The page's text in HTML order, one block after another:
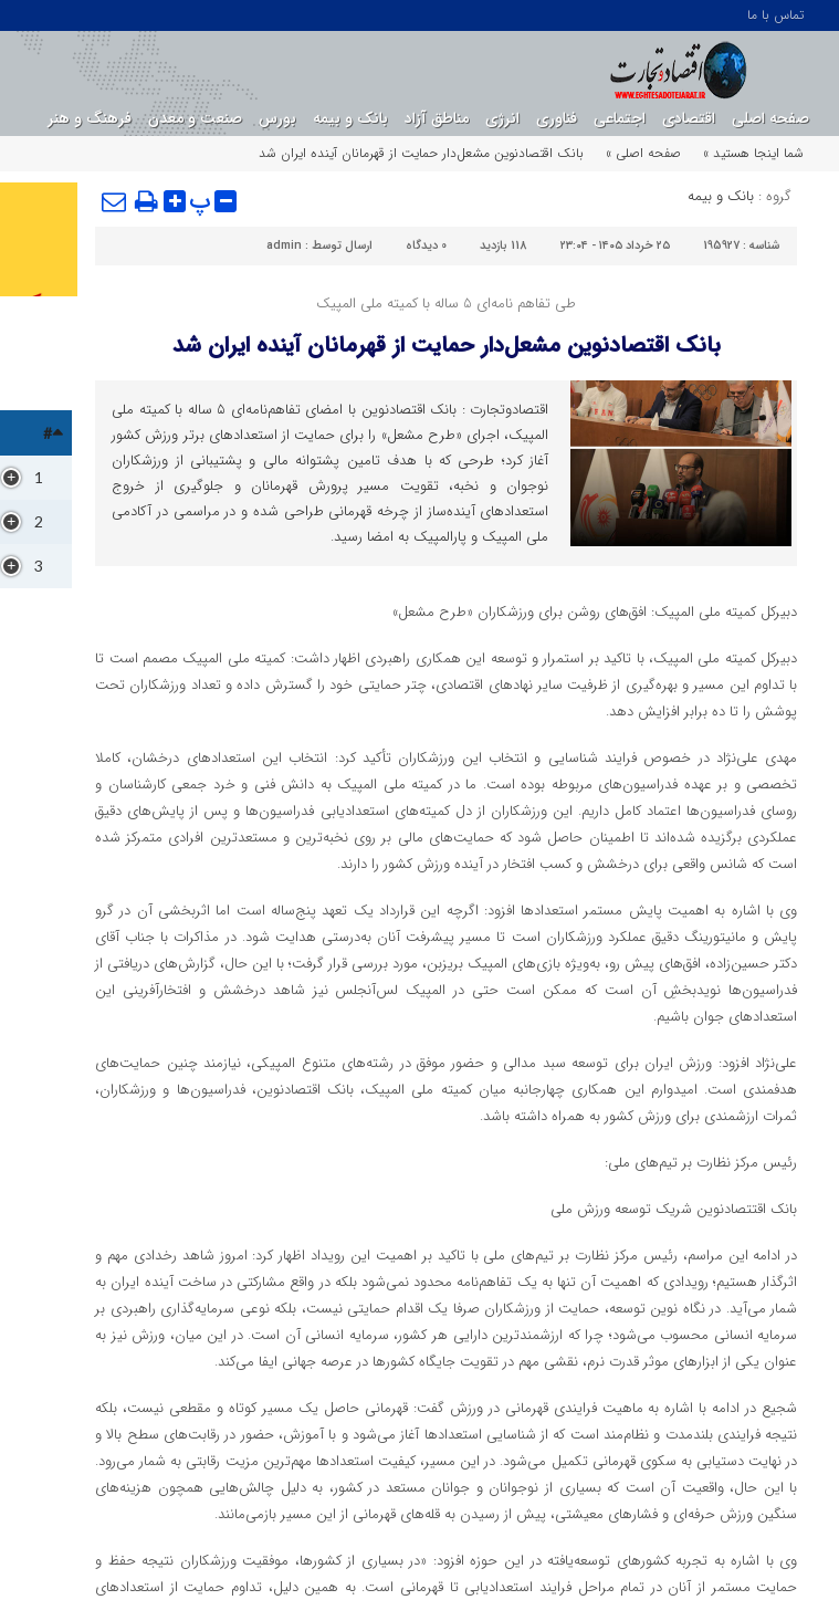
تماس با ما
صفحه اصلی اقتصادی اجتماعی فناوری انرژی مناطق آزاد بانک و بیمه بورس صنعت و معدن فرهنگ و هنر
شما اینجا هستید »
صفحه اصلی » بانک اقتصادنوین مشعل‌دار حمایت از قهرمانان آینده ایران شد
گروه : بانک و بیمه پ
شناسه : 195927 ۲۵ خرداد ۱۴۰۵ - ۲۳:۰۴ 118 بازدید 0 دیدگاه ارسال توسط : admin
طی تفاهم نامه‌ای 5 ساله ‌با کمیته ملی المپیک
بانک اقتصادنوین مشعل‌دار حمایت از قهرمانان آینده ایران شد
اقتصادوتجارت : بانک اقتصادنوین با امضای تفاهم‌نامه‌ای ۵ ساله با کمیته ملی
المپیک، اجرای «طرح مشعل» را برای حمایت از استعدادهای برتر ورزش کشور
آغاز کرد؛ طرحی که با هدف تامین پشتوانه مالی و پشتیبانی از ورزشکاران
نوجوان و نخبه، تقویت مسیر پرورش قهرمانان و جلوگیری از خروج
استعدادهای آینده‌ساز از چرخه قهرمانی طراحی شده و در مراسمی در آکادمی
ملی المپیک و پارالمپیک به امضا رسید.
دبیرکل کمیته ملی المپیک: افق‌های روشن برای ورزشکاران «طرح مشعل»
دبیرکل کمیته ملی المپیک، با تاکید بر استمرار و توسعه این همکاری راهبردی اظهار داشت: کمیته ملی المپیک مصمم است تا
با تداوم این مسیر و بهره‌گیری از ظرفیت سایر نهادهای اقتصادی، چتر حمایتی خود را گسترش داده و تعداد ورزشکاران تحت
پوشش را تا ده برابر افزایش دهد.
مهدی علی‌نژاد در خصوص فرایند شناسایی و انتخاب این ورزشکاران تأکید کرد: انتخاب این استعدادهای درخشان، کاملا
تخصصی و بر عهده فدراسیون‌های مربوطه بوده است. ما در کمیته ملی المپیک به دانش فنی و خرد جمعی کارشناسان و
روسای فدراسیون‌ها اعتماد کامل داریم. این ورزشکاران از دل کمیته‌های استعدادیابی فدراسیون‌ها و پس از پایش‌های دقیق
عملکردی برگزیده شده‌اند تا اطمینان حاصل شود که حمایت‌های مالی بر روی نخبه‌ترین و مستعدترین افرادی متمرکز شده
است که شانس واقعی برای درخشش و کسب افتخار در آینده ورزش کشور را دارند.
وی با اشاره به اهمیت پایش مستمر استعدادها افزود: اگرچه این قرارداد یک تعهد پنج‌ساله است اما اثربخشی آن در گرو
پایش و مانیتورینگ دقیق عملکرد ورزشکاران است تا مسیر پیشرفت آنان به‌درستی هدایت شود. در مذاکرات با جناب آقای
دکتر حسین‌زاده، افق‌های پیش رو، به‌ویژه بازی‌های المپیک بریزبن، مورد بررسی قرار گرفت؛ با این حال، گزارش‌های دریافتی از
فدراسیون‌ها نویدبخشِ آن است که ممکن است حتی در المپیک لس‌آنجلس نیز شاهد درخشش و افتخارآفرینی این
استعدادهای جوان باشیم.
علی‌نژاد افزود: ورزش ایران برای توسعه سبد مدالی و حضور موفق در رشته‌های متنوع المپیکی، نیازمند چنین حمایت‌های
هدفمندی است. امیدوارم این همکاری چهارجانبه میان کمیته ملی المپیک، بانک اقتصادنوین، فدراسیون‌ها و ورزشکاران،
ثمرات ارزشمندی برای ورزش کشور به همراه داشته باشد.
رئیس مرکز نظارت بر تیم‌های ملی:
بانک اقتتصادنوین شریک توسعه ورزش ملی
در ادامه این مراسم، رئیس مرکز نظارت بر تیم‌های ملی با تاکید بر اهمیت این رویداد اظهار کرد: امروز شاهد رخدادی مهم و
اثرگذار هستیم؛ رویدادی که اهمیت آن تنها به یک تفاهم‌نامه محدود نمی‌شود بلکه در واقع مشارکتی در ساخت آینده ایران به
شمار می‌آید. در نگاه نوین توسعه، حمایت از ورزشکاران صرفا یک اقدام حمایتی نیست، بلکه نوعی سرمایه‌گذاری راهبردی بر
سرمایه انسانی محسوب می‌شود؛ چرا که ارزشمندترین دارایی هر کشور، سرمایه انسانی آن است. در این میان، ورزش نیز به
عنوان یکی از ابزارهای موثر قدرت نرم، نقشی مهم در تقویت جایگاه کشورها در عرصه جهانی ایفا می‌کند.
شجیع در ادامه با اشاره به ماهیت فرایندی قهرمانی در ورزش گفت: قهرمانی حاصل یک مسیر کوتاه و مقطعی نیست، بلکه
نتیجه فرایندی بلندمدت و نظام‌مند است که از شناسایی استعدادها آغاز می‌شود و با آموزش، حضور در رقابت‌های سطح بالا و
در نهایت دستیابی به سکوی قهرمانی تکمیل می‌شود. در این مسیر، کیفیت استعدادها مهم‌ترین مزیت رقابتی به شمار می‌رود.
با این حال، واقعیت آن است که بسیاری از نوجوانان و جوانان مستعد در کشور، به دلیل چالش‌هایی همچون هزینه‌های
سنگین ورزش حرفه‌ای و فشارهای معیشتی، پیش از رسیدن به قله‌های قهرمانی از این مسیر بازمی‌مانند.
وی با اشاره به تجربه کشورهای توسعه‌یافته در این حوزه افزود: «در بسیاری از کشورها، موفقیت ورزشکاران نتیجه حفظ و
حمایت مستمر از آنان در تمام مراحل فرایند استعدادیابی تا قهرمانی است. به همین دلیل، تداوم حمایت از استعدادهای
#
1
2
3